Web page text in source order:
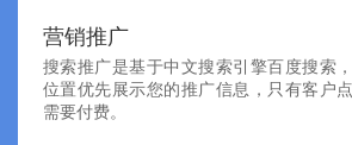
营销推广
搜索推广是基于中文搜索引擎百度搜索
位置优先展示您的推广信息，只有客户
需要付费。